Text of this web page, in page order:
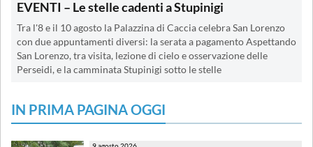
EVENTI – Le stelle cadenti a Stupinigi
Tra l'8 e il 10 agosto la Palazzina di Caccia celebra San Lorenzo
con due appuntamenti diversi: la serata a pagamento Aspettando
San Lorenzo, tra visita, lezione di cielo e osservazione delle
Perseidi, e la camminata Stupinigi sotto le stelle
IN PRIMA PAGINA OGGI